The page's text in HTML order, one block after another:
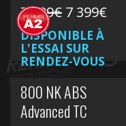
7 899€ 7 399€
DISPONIBLE À
L'ESSAI SUR
RENDEZ-VOUS
800 NK ABS
Advanced TC